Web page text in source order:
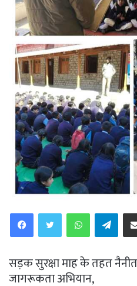
WhatsApp
सड़क सुरक्षा माह के तहत
जागरूकता अभियान,